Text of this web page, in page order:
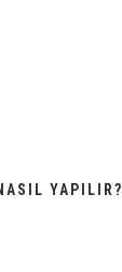
YAPILIR?